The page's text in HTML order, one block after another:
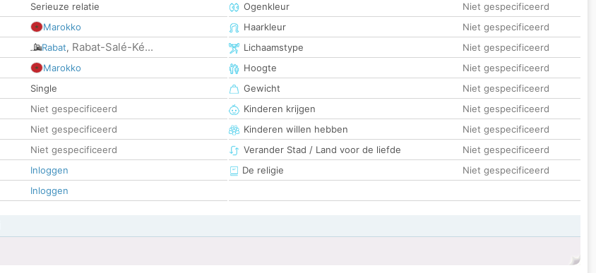
Serieuze relatie
Marokko
Rabat, Rabat-Salé-Ké...
Marokko
Single
Niet gespecificeerd
Niet gespecificeerd
Niet gespecificeerd
Inloggen
Inloggen
Ogenkleur
Niet gespecificeerd
Haarkleur
Niet gespecificeerd
Lichaamstype
Niet gespecificeerd
Hoogte
Niet gespecificeerd
Gewicht
Niet gespecificeerd
Kinderen krijgen
Niet gespecificeerd
Kinderen willen hebben
Niet gespecificeerd
Verander Stad / Land voor de liefde
Niet gespecificeerd
De religie
Niet gespecificeerd